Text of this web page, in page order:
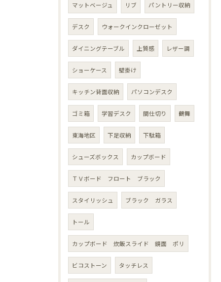
マットベージュ リブ パントリー収納
デスク ウォークインクローゼット
ダイニングテーブル 上質感 レザー調
ショーケース 壁掛け
キッチン背面収納 パソコンデスク
ゴミ箱 学習デスク 間仕切り 鶴舞
東海地区 下足収納 下駄箱
シューズボックス カップボード
ＴＶボード フロート ブラック
スタイリッシュ ブラック ガラス
トール
カップボード 炊飯スライド 鏡面 ポリ
ビコストーン タッチレス